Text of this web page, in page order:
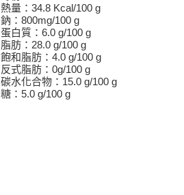
熱量：34.8 Kcal/100 g
鈉：800mg/100 g
蛋白質：6.0 g/100 g
脂肪：28.0 g/100 g
飽和脂肪：4.0 g/100 g
反式脂肪：0g/100 g
碳水化合物：15.0 g/100 g
糖：5.0 g/100 g